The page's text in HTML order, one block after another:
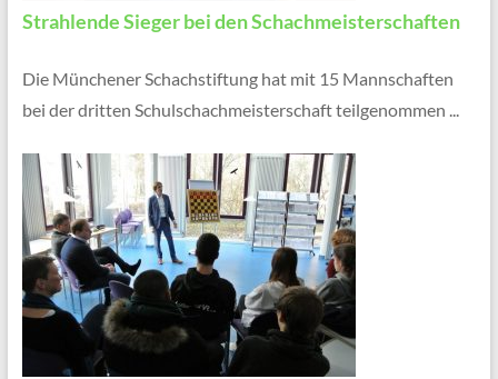
Strahlende Sieger bei den Schachmeisterschaften
Die Münchener Schachstiftung hat mit 15 Mannschaften
bei der dritten Schulschachmeisterschaft teilgenommen ...